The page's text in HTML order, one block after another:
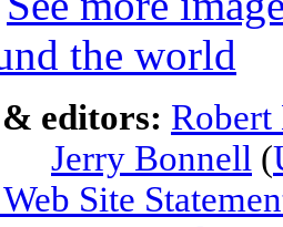
the world
editors:
Jerry Bonnell (
Site